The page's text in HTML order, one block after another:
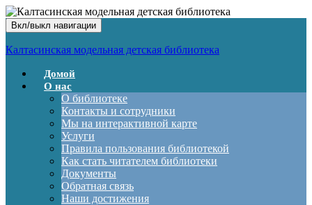
Вкл/выкл навигации
Калтасинская модельная детская библиотека
Домой
О нас
О библиотеке
Контакты и сотрудники
Мы на интерактивной карте
Услуги
Правила пользования библиотекой
Как стать читателем библиотеки
Документы
Обратная связь
Наши достижения